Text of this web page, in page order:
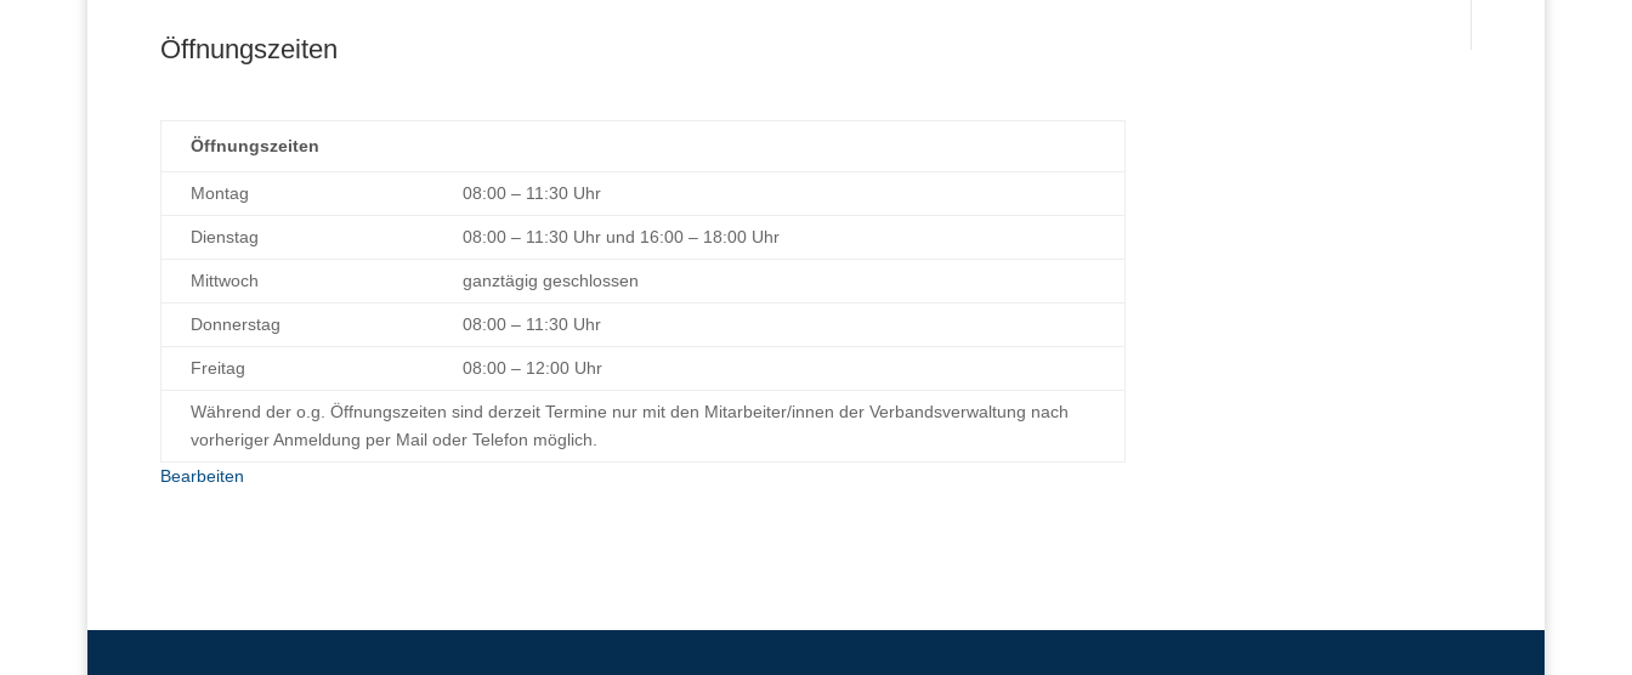
Öffnungszeiten
Bearbeiten
Öffnungszeiten
Montag 08:00 – 11:30 Uhr
Dienstag 08:00 – 11:30 Uhr und 16:00 – 18:00 Uhr
Mittwoch ganztägig geschlossen
Donnerstag 08:00 – 11:30 Uhr
Freitag 08:00 – 12:00 Uhr
Während der o.g. Öffnungszeiten sind derzeit Termine nur mit den Mitarbeiter/innen der Verbandsverwaltung nach
vorheriger Anmeldung per Mail oder Telefon möglich.